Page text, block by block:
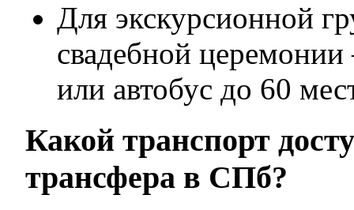
Для экскурсионной
свадебной
или автобус до 60
Какой транспорт
трансфера в СПб?